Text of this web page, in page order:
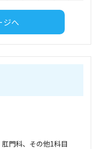
ジへ
門科、その他1科目